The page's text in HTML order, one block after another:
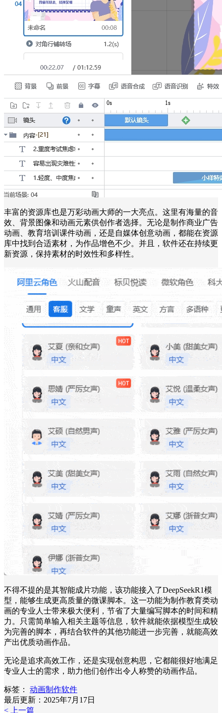
丰富的资源库也是万彩动画大师的一大亮点。这里有海量的音
效、背景图像和动画元素供创作者选择。无论是制作商业广告
动画、教育培训课件动画，还是自媒体创意动画，都能在资源
库中找到合适素材，为作品增色不少。并且，软件还在持续更
新资源，保持素材的时效性和多样性。
不得不提的是其智能成片功能，该功能接入了DeepSeekR1模
型，能够生成更高质量的微课脚本。这一功能为制作教育类动
画的专业人士带来极大便利，节省了大量编写脚本的时间和精
力。只需简单输入相关主题等信息，软件就能依据模型生成较
为完善的脚本，再结合软件的其他功能进一步完善，就能高效
产出优质动画作品。
无论是追求高效工作，还是实现创意构思，它都能很好地满足
专业人士的需求，助力他们创作出令人称赞的动画作品。
标签：
动画制作软件
最后更新：2025年7月17日
< 上一篇